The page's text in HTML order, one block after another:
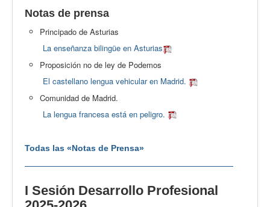
Notas de prensa
Principado de Asturias
La enseñanza bilingüe en Asturias
Proposición no de ley de Podemos
El castellano lengua vehicular en Madrid.
Comunidad de Madrid.
La lengua francesa está en peligro.
Todas las «Notas de Prensa»
I Sesión Desarrollo Profesional